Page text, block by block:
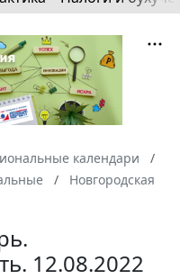
календари
Новгородская
12.08.2022